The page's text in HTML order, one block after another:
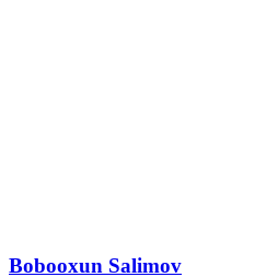
Bobooxun Salimov